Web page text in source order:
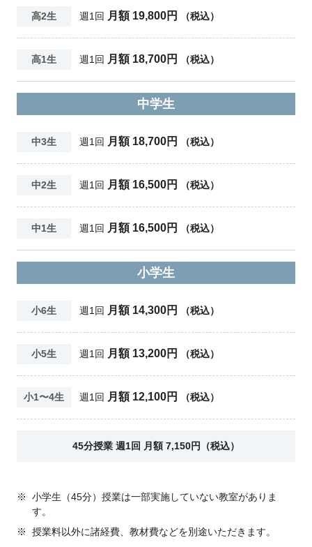
高2生 週1回 月額 19,800円 （税込）
高1生 週1回 月額 18,700円 （税込）
中学生
中3生 週1回 月額 18,700円 （税込）
中2生 週1回 月額 16,500円 （税込）
中1生 週1回 月額 16,500円 （税込）
小学生
小6生 週1回 月額 14,300円 （税込）
小5生 週1回 月額 13,200円 （税込）
小1〜4生 週1回 月額 12,100円 （税込）
45分授業 週1回 月額 7,150円（税込）
※
小学生（45分）授業は一部実施していない教室がありま
す。
※
授業料以外に諸経費、教材費などを別途いただきます。